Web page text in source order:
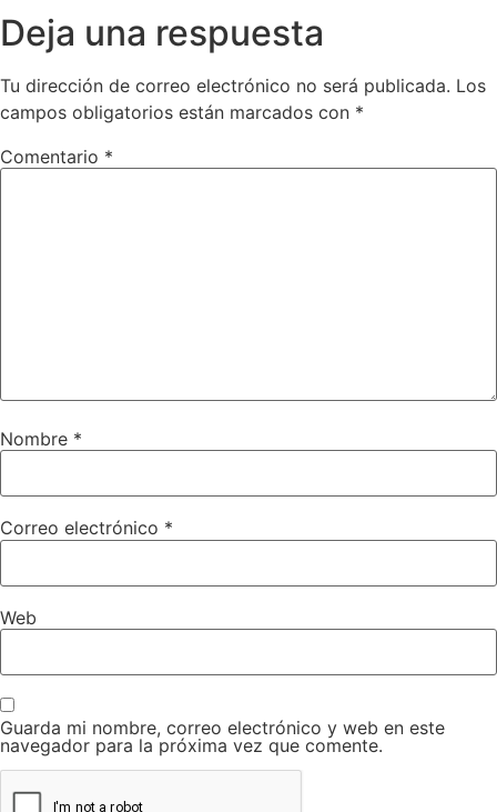
Deja una respuesta
Tu dirección de correo electrónico no será publicada. Los
campos obligatorios están marcados con *
Comentario *
Nombre *
Correo electrónico *
Web
Guarda mi nombre, correo electrónico y web en este
navegador para la próxima vez que comente.